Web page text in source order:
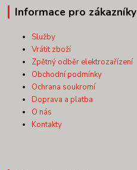
Informace pro zákazníky
Služby
Vrátit zboží
Zpětný odběr elektrozařízení
Obchodní podmínky
Ochrana soukromí
Doprava a platba
O nás
Kontakty